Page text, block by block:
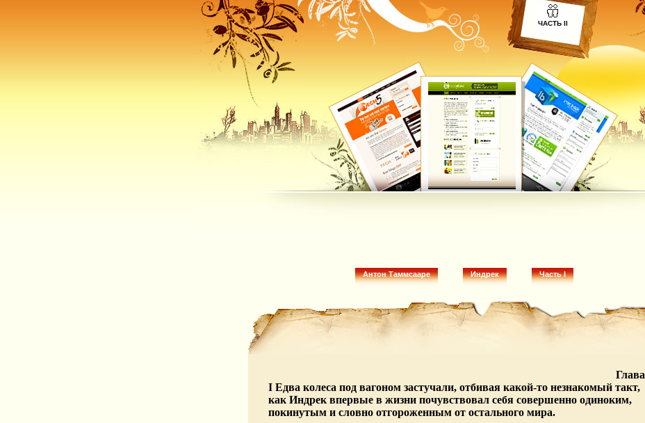
ЧАСТЬ II
Антон Таммсааре Индрек Часть I
Глава
I Едва колеса под вагоном застучали, отбивая какой-то незнакомый такт,
как Индрек впервые в жизни почувствовал себя совершенно одиноким,
покинутым и словно отгороженным от остального мира.